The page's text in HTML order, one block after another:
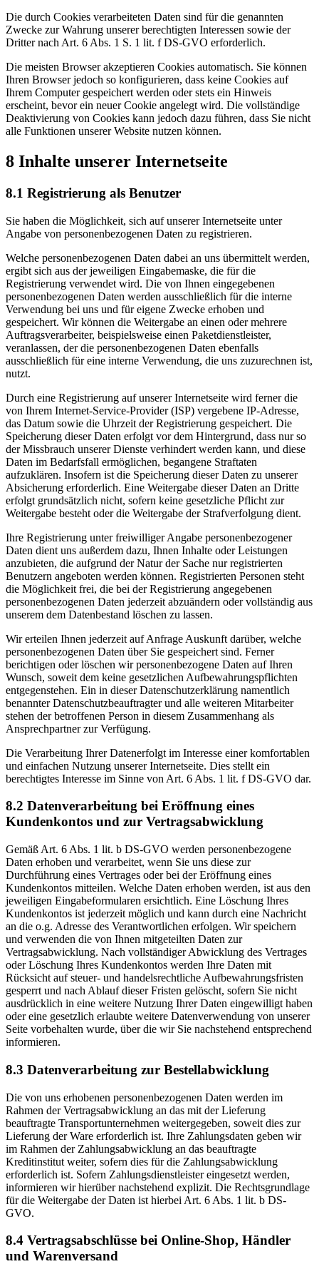
Die durch Cookies verarbeiteten Daten sind für die genannten
Zwecke zur Wahrung unserer berechtigten Interessen sowie der
Dritter nach Art. 6 Abs. 1 S. 1 lit. f DS-GVO erforderlich.
Die meisten Browser akzeptieren Cookies automatisch. Sie können
Ihren Browser jedoch so konfigurieren, dass keine Cookies auf
Ihrem Computer gespeichert werden oder stets ein Hinweis
erscheint, bevor ein neuer Cookie angelegt wird. Die vollständige
Deaktivierung von Cookies kann jedoch dazu führen, dass Sie nicht
alle Funktionen unserer Website nutzen können.
8 Inhalte unserer Internetseite
8.1 Registrierung als Benutzer
Sie haben die Möglichkeit, sich auf unserer Internetseite unter
Angabe von personenbezogenen Daten zu registrieren.
Welche personenbezogenen Daten dabei an uns übermittelt werden,
ergibt sich aus der jeweiligen Eingabemaske, die für die
Registrierung verwendet wird. Die von Ihnen eingegebenen
personenbezogenen Daten werden ausschließlich für die interne
Verwendung bei uns und für eigene Zwecke erhoben und
gespeichert. Wir können die Weitergabe an einen oder mehrere
Auftragsverarbeiter, beispielsweise einen Paketdienstleister,
veranlassen, der die personenbezogenen Daten ebenfalls
ausschließlich für eine interne Verwendung, die uns zuzurechnen ist,
nutzt.
Durch eine Registrierung auf unserer Internetseite wird ferner die
von Ihrem Internet-Service-Provider (ISP) vergebene IP-Adresse,
das Datum sowie die Uhrzeit der Registrierung gespeichert. Die
Speicherung dieser Daten erfolgt vor dem Hintergrund, dass nur so
der Missbrauch unserer Dienste verhindert werden kann, und diese
Daten im Bedarfsfall ermöglichen, begangene Straftaten
aufzuklären. Insofern ist die Speicherung dieser Daten zu unserer
Absicherung erforderlich. Eine Weitergabe dieser Daten an Dritte
erfolgt grundsätzlich nicht, sofern keine gesetzliche Pflicht zur
Weitergabe besteht oder die Weitergabe der Strafverfolgung dient.
Ihre Registrierung unter freiwilliger Angabe personenbezogener
Daten dient uns außerdem dazu, Ihnen Inhalte oder Leistungen
anzubieten, die aufgrund der Natur der Sache nur registrierten
Benutzern angeboten werden können. Registrierten Personen steht
die Möglichkeit frei, die bei der Registrierung angegebenen
personenbezogenen Daten jederzeit abzuändern oder vollständig aus
unserem dem Datenbestand löschen zu lassen.
Wir erteilen Ihnen jederzeit auf Anfrage Auskunft darüber, welche
personenbezogenen Daten über Sie gespeichert sind. Ferner
berichtigen oder löschen wir personenbezogene Daten auf Ihren
Wunsch, soweit dem keine gesetzlichen Aufbewahrungspflichten
entgegenstehen. Ein in dieser Datenschutzerklärung namentlich
benannter Datenschutzbeauftragter und alle weiteren Mitarbeiter
stehen der betroffenen Person in diesem Zusammenhang als
Ansprechpartner zur Verfügung.
Die Verarbeitung Ihrer Datenerfolgt im Interesse einer komfortablen
und einfachen Nutzung unserer Internetseite. Dies stellt ein
berechtigtes Interesse im Sinne von Art. 6 Abs. 1 lit. f DS-GVO dar.
8.2 Datenverarbeitung bei Eröffnung eines
Kundenkontos und zur Vertragsabwicklung
Gemäß Art. 6 Abs. 1 lit. b DS-GVO werden personenbezogene
Daten erhoben und verarbeitet, wenn Sie uns diese zur
Durchführung eines Vertrages oder bei der Eröffnung eines
Kundenkontos mitteilen. Welche Daten erhoben werden, ist aus den
jeweiligen Eingabeformularen ersichtlich. Eine Löschung Ihres
Kundenkontos ist jederzeit möglich und kann durch eine Nachricht
an die o.g. Adresse des Verantwortlichen erfolgen. Wir speichern
und verwenden die von Ihnen mitgeteilten Daten zur
Vertragsabwicklung. Nach vollständiger Abwicklung des Vertrages
oder Löschung Ihres Kundenkontos werden Ihre Daten mit
Rücksicht auf steuer- und handelsrechtliche Aufbewahrungsfristen
gesperrt und nach Ablauf dieser Fristen gelöscht, sofern Sie nicht
ausdrücklich in eine weitere Nutzung Ihrer Daten eingewilligt haben
oder eine gesetzlich erlaubte weitere Datenverwendung von unserer
Seite vorbehalten wurde, über die wir Sie nachstehend entsprechend
informieren.
8.3 Datenverarbeitung zur Bestellabwicklung
Die von uns erhobenen personenbezogenen Daten werden im
Rahmen der Vertragsabwicklung an das mit der Lieferung
beauftragte Transportunternehmen weitergegeben, soweit dies zur
Lieferung der Ware erforderlich ist. Ihre Zahlungsdaten geben wir
im Rahmen der Zahlungsabwicklung an das beauftragte
Kreditinstitut weiter, sofern dies für die Zahlungsabwicklung
erforderlich ist. Sofern Zahlungsdienstleister eingesetzt werden,
informieren wir hierüber nachstehend explizit. Die Rechtsgrundlage
für die Weitergabe der Daten ist hierbei Art. 6 Abs. 1 lit. b DS-
GVO.
8.4 Vertragsabschlüsse bei Online-Shop, Händler
und Warenversand